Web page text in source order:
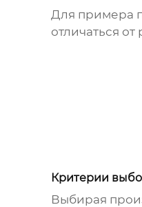
Для примера
отличаться
Критерии
Выбирая